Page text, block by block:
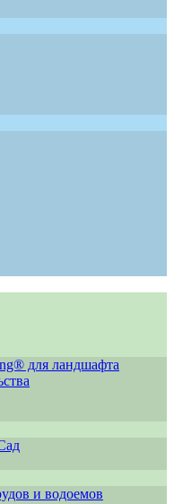
для ландшафта
и водоемов